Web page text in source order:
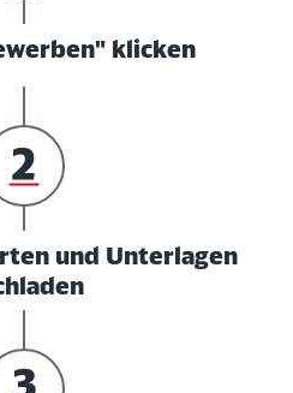
klicken
und Unterlagen